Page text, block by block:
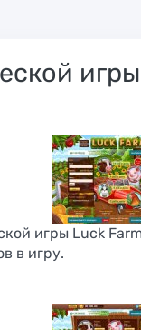
игры Luck
в игру.